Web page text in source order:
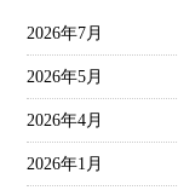
2026年7月
2026年5月
2026年4月
2026年1月